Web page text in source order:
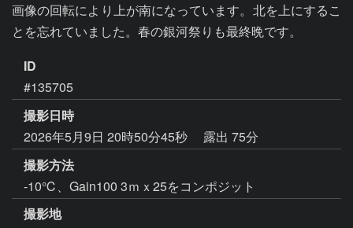
画像の回転により上が南になっています。北を上にするこ
とを忘れていました。春の銀河祭りも最終晩です。
ID
#135705
撮影日時
2026年5月9日 20時50分45秒
露出 75分
撮影方法
-10℃、Gain100 3ｍｘ25をコンポジット
撮影地